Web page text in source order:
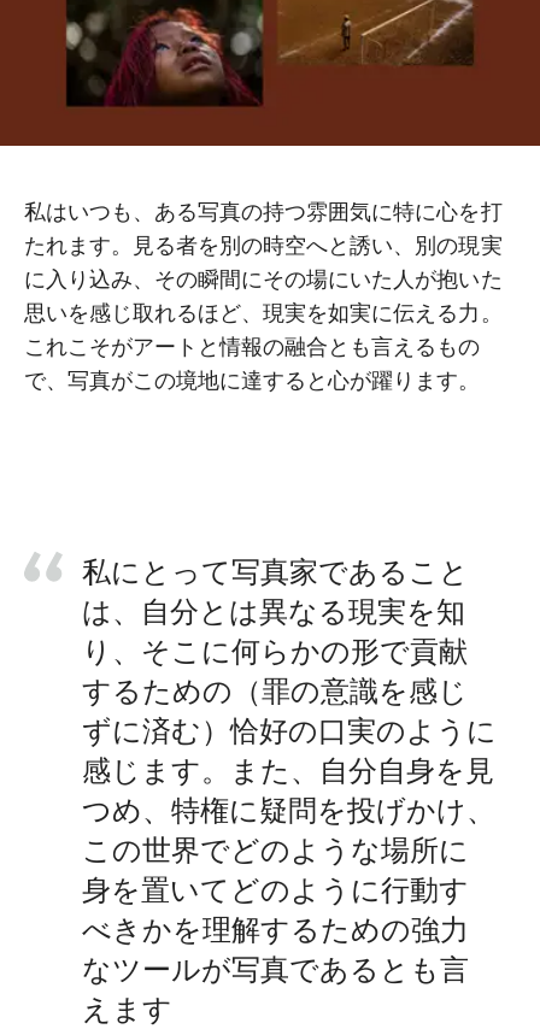
私はいつも、ある写真の持つ雰囲気に特に心を打
たれます。見る者を別の時空へと誘い、別の現実
に入り込み、その瞬間にその場にいた人が抱いた
思いを感じ取れるほど、現実を如実に伝える力。
これこそがアートと情報の融合とも言えるもの
で、写真がこの境地に達すると心が躍ります。
私にとって写真家であること
は、自分とは異なる現実を知
り、そこに何らかの形で貢献
するための（罪の意識を感じ
ずに済む）恰好の口実のように
感じます。また、自分自身を見
つめ、特権に疑問を投げかけ、
この世界でどのような場所に
身を置いてどのように行動す
べきかを理解するための強力
なツールが写真であるとも言
えます